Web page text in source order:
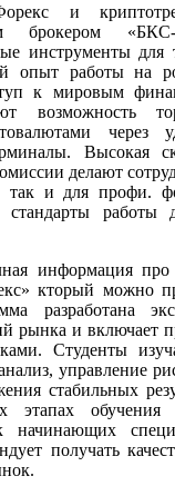
и
брокером
инструменты для
опыт работы на
к мировым
возможность
через
Высокая
делают
так и для профи.
стандарты работы
информация
кторый можно
разработана
рынка и включает
Студенты
управление
стабильных
этапах обучения
начинающих
получать